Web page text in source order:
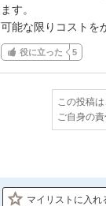
ます。
可能な限りコストを
役に立った 5
この投稿
ご自身の
マイリストに入れ